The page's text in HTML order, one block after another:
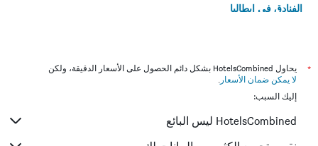
الفنادق في إيطاليا
*
يحاول HotelsCombined بشكل دائم الحصول على الأسعار الدقيقة، ولكن
لا يمكن ضمان الأسعار .
إليك السبب:
HotelsCombined ليس البائع